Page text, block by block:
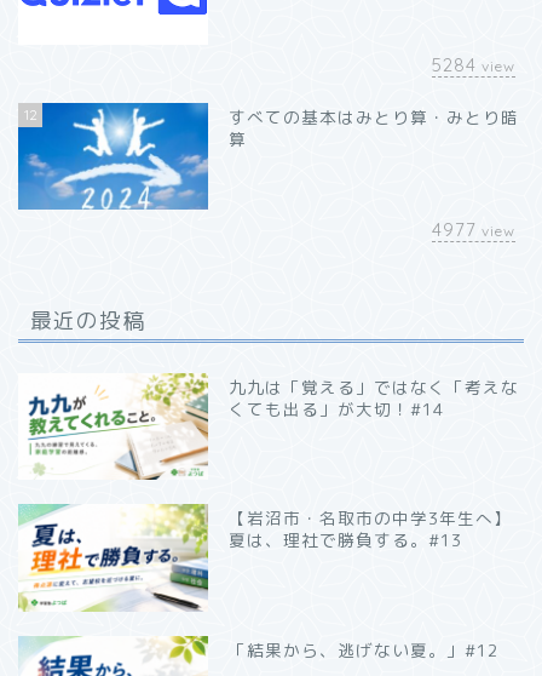
5284 view
12
すべての基本はみとり算・みとり暗
算
4977 view
最近の投稿
九九は「覚える」ではなく「考えな
くても出る」が大切！#14
【岩沼市・名取市の中学3年生へ】
夏は、理社で勝負する。#13
「結果から、逃げない夏。」#12